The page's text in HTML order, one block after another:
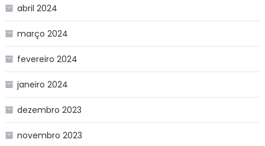
abril 2024
março 2024
fevereiro 2024
janeiro 2024
dezembro 2023
novembro 2023